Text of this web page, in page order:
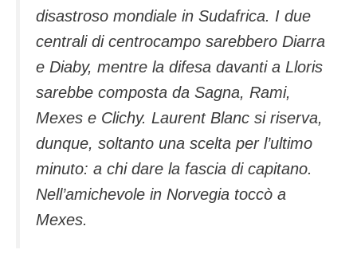
disastroso mondiale in Sudafrica. I due
centrali di centrocampo sarebbero Diarra
e Diaby, mentre la difesa davanti a Lloris
sarebbe composta da Sagna, Rami,
Mexes e Clichy. Laurent Blanc si riserva,
dunque, soltanto una scelta per l’ultimo
minuto: a chi dare la fascia di capitano.
Nell’amichevole in Norvegia toccò a
Mexes.